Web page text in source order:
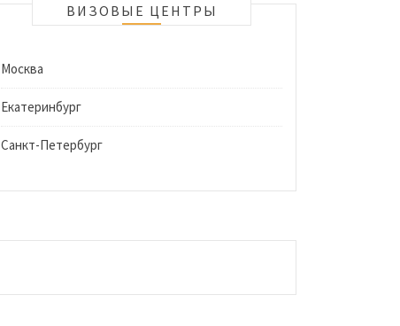
ВИЗОВЫЕ ЦЕНТРЫ
Москва
Екатеринбург
Санкт-Петербург